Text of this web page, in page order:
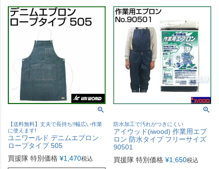
【送料無料】丈夫で長持ち!!幅広い作業
に使えます!
ユニワールド デニムエプロン
ロープタイプ 505
買援隊 特別価格 ¥1,470税込
防水加工で汚れがつきにくい
アイウッド(iwood) 作業用エプ
ロン 防水タイプ フリーサイズ
90501
買援隊 特別価格 ¥1,650税込